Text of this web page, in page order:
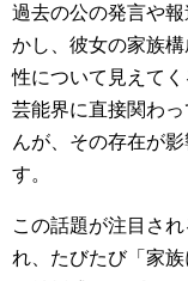
過去の公の発言や
かし、彼女の家族
性について見えて
芸能界に直接関わ
んが、その存在が
す。
この話題が注目さ
れ、たびたび「家